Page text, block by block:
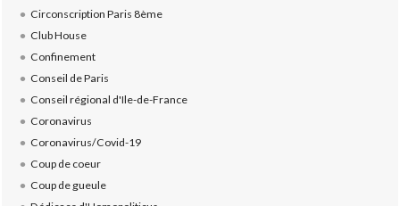
Circonscription Paris 8ème
Club House
Confinement
Conseil de Paris
Conseil régional d'Ile-de-France
Coronavirus
Coronavirus/Covid-19
Coup de coeur
Coup de gueule